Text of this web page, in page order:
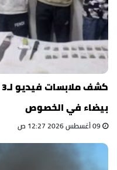
بيضاء في الخصوص